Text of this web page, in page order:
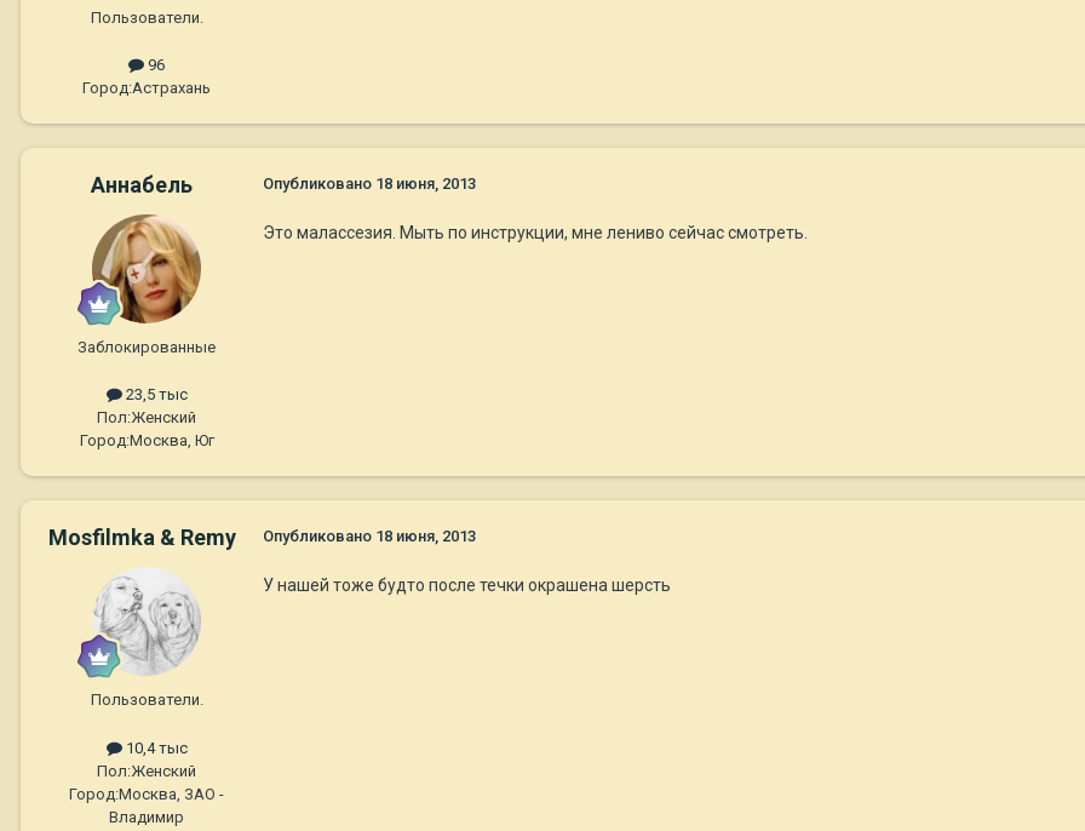
Пользователи.
96
Город:Астрахань
Aннaбель
Заблокированные
23,5 тыс
Пол:Женский
Город:Москва, Юг
Опубликовано 18 июня, 2013
Это малассезия. Мыть по инструкции, мне лениво сейчас смотреть.
Mosfilmka & Remy
Пользователи.
10,4 тыс
Пол:Женский
Город:Москва, ЗАО -
Владимир
Опубликовано 18 июня, 2013
У нашей тоже будто после течки окрашена шерсть